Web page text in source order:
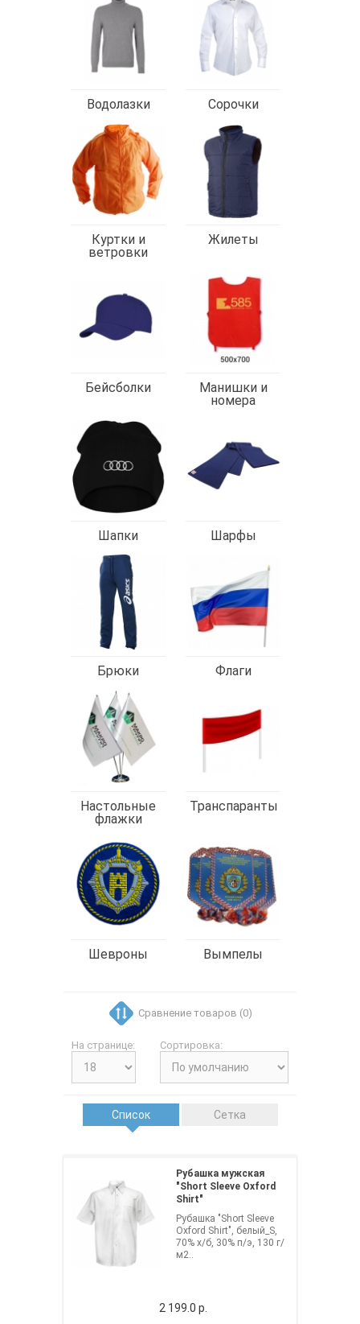
Водолазки Сорочки
Куртки и
ветровки
Жилеты
Бейсболки
Манишки и
номера
Шапки Шарфы
Брюки Флаги
Настольные
флажки
Транспаранты
Шевроны Вымпелы
Сравнение товаров (0)
На странице: Сортировка:
Список Сетка
Рубашка мужская
"Short Sleeve Oxford
Shirt"
Рубашка "Short Sleeve
Oxford Shirt", белый_S,
70% х/б, 30% п/э, 130 г/
м2..
2 199.0 р.